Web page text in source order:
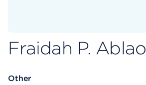
Fraidah P. Ablao
Other